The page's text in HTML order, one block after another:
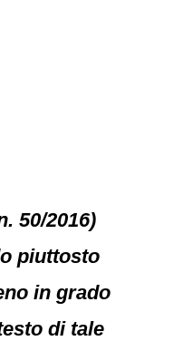
50/2016)
piuttosto
in grado
di tale